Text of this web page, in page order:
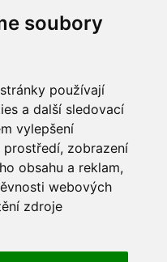
soubory
používají
a další sledovací
vylepšení
prostředí, zobrazení
obsahu a reklam,
webových
zdroje